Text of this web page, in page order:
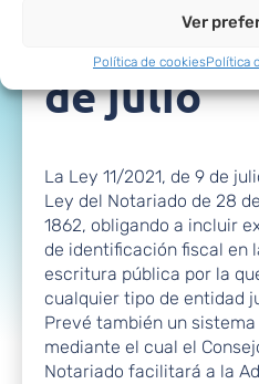
Ver
Política de cookiesPolítica
Ley 11/
de julio
La Ley 11/2021, de 9 de
Ley del Notariado de 28
1862, obligando a incluir
de identificación fiscal en
escritura pública por la
cualquier tipo de entidad
Prevé también un
mediante el cual el
Notariado facilitará a la